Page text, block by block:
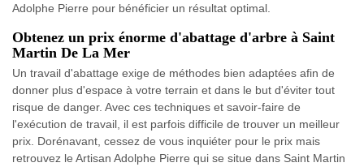
Adolphe Pierre pour bénéficier un résultat optimal.
Obtenez un prix énorme d'abattage d'arbre à Saint
Martin De La Mer
Un travail d'abattage exige de méthodes bien adaptées afin de
donner plus d'espace à votre terrain et dans le but d'éviter tout
risque de danger. Avec ces techniques et savoir-faire de
l'exécution de travail, il est parfois difficile de trouver un meilleur
prix. Dorénavant, cessez de vous inquiéter pour le prix mais
retrouvez le Artisan Adolphe Pierre qui se situe dans Saint Martin